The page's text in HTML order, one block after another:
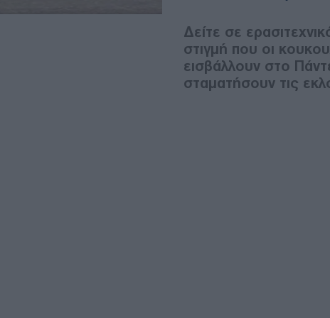
Δείτε σε
στιγμή που οι
εισβάλλουν στο
σταματήσουν τις